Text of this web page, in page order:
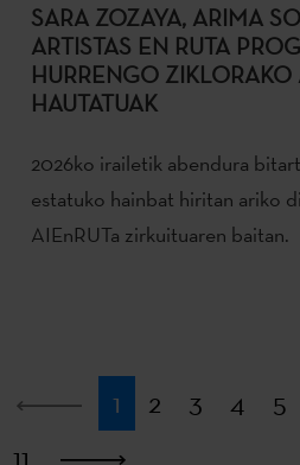
SARA ZOZAYA, ARIMA
ARTISTAS EN RUTA
HURRENGO ZIKLORAKO
HAUTATUAK
2026ko irailetik abendura
estatuko hainbat hiritan ariko
AIEnRUTa zirkuituaren baitan.
Lehena
1 2 3 4 5
11